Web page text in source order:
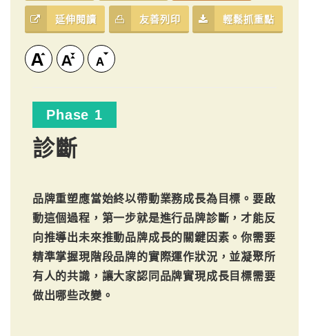
延伸閱讀 友善列印 輕鬆抓重點
Phase 1
診斷
品牌重塑應當始終以帶動業務成長為目標。要啟
動這個過程，第一步就是進行品牌診斷，才能反
向推導出未來推動品牌成長的關鍵因素。你需要
精準掌握現階段品牌的實際運作狀況，並凝聚所
有人的共識，讓大家認同品牌實現成長目標需要
做出哪些改變。